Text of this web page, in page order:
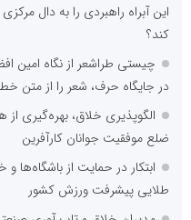
این آبراه راهبردی را به دال
کند؟
چیستی طراشعر از نگاه امین
در جایگاه حرف، شعر را از متن
الگوپذیری خلاق، بهره‌گیری
ضلع موفقیت جوانان کارآفرین
ابتکار در حمایت از
طلایی پیشرفت ورزش کشور